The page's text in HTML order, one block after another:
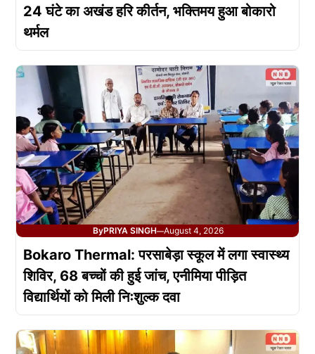
24 घंटे का अखंड हरि कीर्तन, भक्तिमय हुआ बोकारो
थर्मल
ByPRIYA SINGH—August 4, 2026
Bokaro Thermal: परसाबेड़ा स्कूल में लगा स्वास्थ्य
शिविर, 68 बच्चों की हुई जांच, एनीमिया पीड़ित
विद्यार्थियों को मिली निःशुल्क दवा